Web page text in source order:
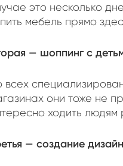
это несколько
мебель прямо
— шоппинг с
всех
они тоже не
ходить людям
— создание